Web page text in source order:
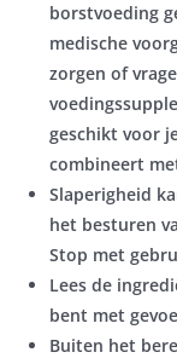
borstvoeding
medische
zorgen of
geschikt voor
combineert
Slaperigheid
het besturen
Stop met
Lees de
bent met
Buiten het